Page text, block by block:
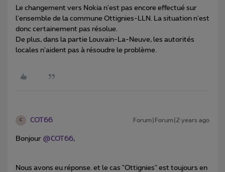
Le changement vers Nokia n'est pas encore effectué sur
l'ensemble de la commune Ottignies-LLN. La situation n'est
donc certainement pas résolue.
De plus, dans la partie Louvain-La-Neuve, les autorités
locales n'aident pas à résoudre le problème.
C COT66 Forum|Forum|2 years ago
Bonjour @COT66,
Nous avons eu réponse. et le cas "Ottignies" est toujours en